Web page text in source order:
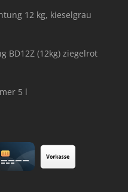
12 kg, kieselgrau
BD12Z (12kg) ziegelrot
5 l